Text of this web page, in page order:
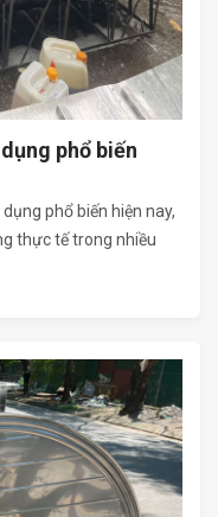
phổ biến
phổ biến hiện nay,
thực tế trong nhiều